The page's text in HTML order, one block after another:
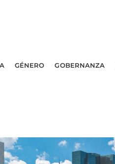
GÉNERO GOBERNANZA